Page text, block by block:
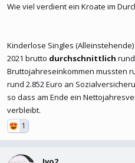
Wie viel verdient ein Kroate im
Kinderlose Singles (Alleinstehende)
2021 brutto durchschnittlich rund
Bruttojahreseinkommen mussten
rund 2.852 Euro an
so dass am Ende ein
verbleibt.
1